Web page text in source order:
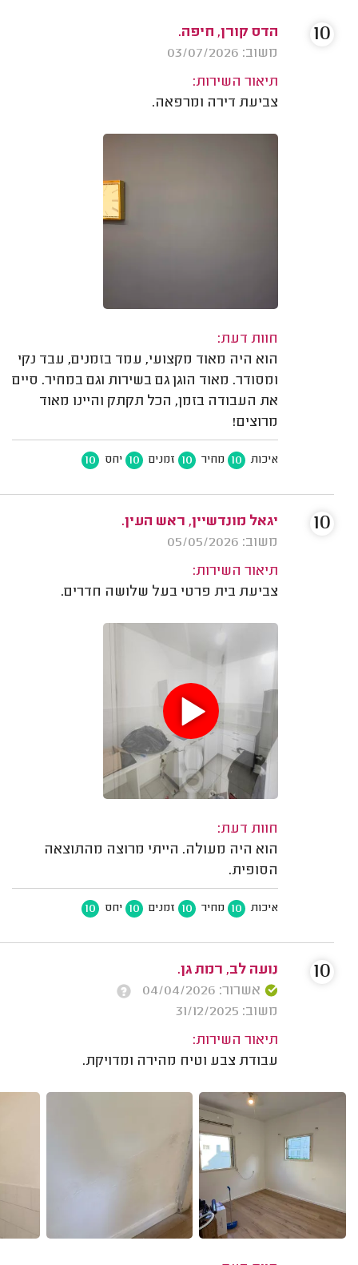
הדס קורן, חיפה.
משוב: 03/07/2026
תיאור השירות:
צביעת דירה ומרפאה.
חוות דעת:
הוא היה מאוד מקצועי, עמד בזמנים, עבד נקי
ומסודר. מאוד הוגן גם בשירות וגם במחיר. סיים
את העבודה בזמן, הכל תקתק והיינו מאוד
מרוצים!
איכות 10 מחיר 10 זמנים 10 יחס 10
10
יגאל מונדשיין, ראש העין.
משוב: 05/05/2026
תיאור השירות:
צביעת בית פרטי בעל שלושה חדרים.
חוות דעת:
הוא היה מעולה. הייתי מרוצה מהתוצאה
הסופית.
איכות 10 מחיר 10 זמנים 10 יחס 10
10
נועה לב, רמת גן.
אשרור: 04/04/2026
משוב: 31/12/2025
תיאור השירות:
עבודת צבע וטיח מהירה ומדויקת.
10